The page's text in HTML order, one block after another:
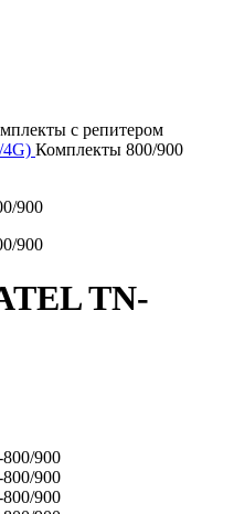
с репитером
Комплекты 800/900
900
900
TN-